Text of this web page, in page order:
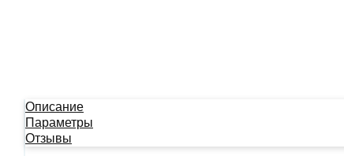
Описание
Параметры
Отзывы